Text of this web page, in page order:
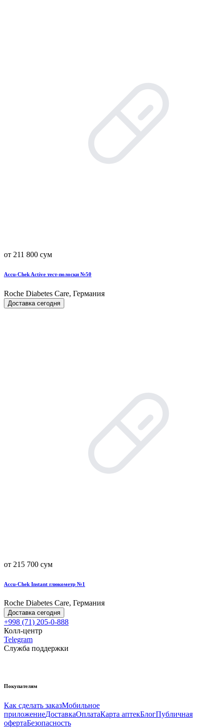
от 211 800 сум
Accu-Chek Active тест-полоски №50
Roche Diabetes Care, Германия
Доставка сегодня
от 215 700 сум
Accu-Chek Instant глюкометр №1
Roche Diabetes Care, Германия
Доставка сегодня
+998 (71) 205-0-888
Колл-центр
Telegram
Служба поддержки
Покупателям
Как сделать заказМобильное
приложениеДоставкаОплатаКарта аптекБлогПубличная
офертаБезопасность